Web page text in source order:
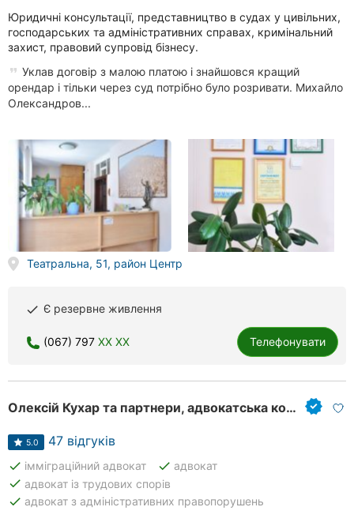
Юридичні консультації, представництво в судах у цивільних,
господарських та адміністративних справах, кримінальний
захист, правовий супровід бізнесу.
Уклав договір з малою платою і знайшовся кращий
орендар і тільки через суд потрібно було розривати. Михайло
Олександров...
Театральна, 51, район Центр
done Є резервне живлення
(067) 797 XX XX Телефонувати
Олексій Кухар та партнери, адвокатська компанія
5.0 47 відгуків
done імміграційний адвокат done адвокат
done адвокат із трудових спорів
done адвокат з адміністративних правопорушень